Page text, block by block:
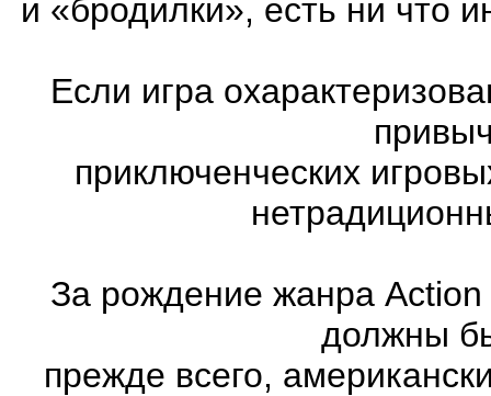
и «бродилки», есть ни что
Если игра
приключенческих
За рождение жанра
должны
прежде всего,